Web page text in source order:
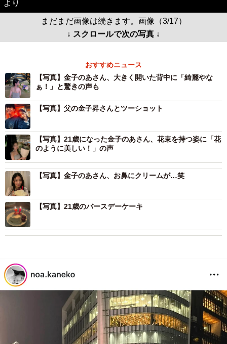
より
まだまだ画像は続きます。画像（3/17）
↓ スクロールで次の写真 ↓
おすすめニュース
【写真】金子のあさん、大きく開いた背中に「綺麗やな
ぁ！」と驚きの声も
【写真】父の金子昇さんとツーショット
【写真】21歳になった金子のあさん、花束を持つ姿に「花
のように美しい！」の声
【写真】金子のあさん、お鼻にクリームが…笑
【写真】21歳のバースデーケーキ